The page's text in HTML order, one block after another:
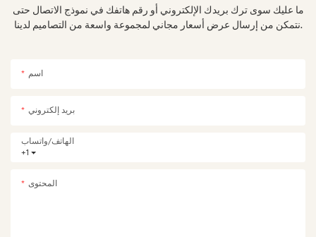
ما عليك سوى ترك بريدك الإلكتروني أو رقم هاتفك في نموذج الاتصال حتى
نتمكن من إرسال عرض أسعار مجاني لمجموعة واسعة من التصاميم لدينا.
اسم
بريد إلكتروني
+1
الهاتف/واتساب
المحتوى